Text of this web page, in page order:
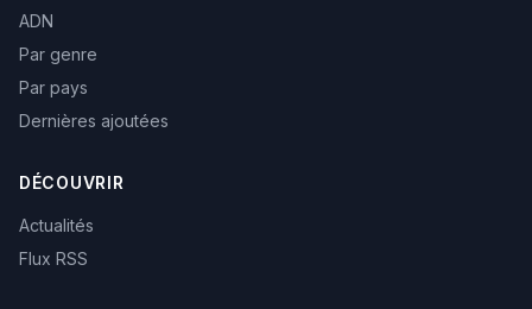
ADN
Par genre
Par pays
Dernières ajoutées
DÉCOUVRIR
Actualités
Flux RSS